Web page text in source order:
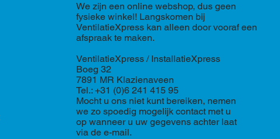
We zijn een online webshop, dus geen
fysieke winkel! Langskomen bij
VentilatieXpress kan alleen door vooraf een
afspraak te maken.
VentilatieXpress / InstallatieXpress
Boeg 32
7891 MR Klazienaveen
Tel.: +31 (0)6 241 415 95
Mocht u ons niet kunt bereiken, nemen
we zo spoedig mogelijk contact met u
op wanneer u uw gegevens achter laat
via de e-mail.